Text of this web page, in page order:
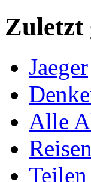
Zuletzt
Jaeger
Alle
Reisen
Teilen